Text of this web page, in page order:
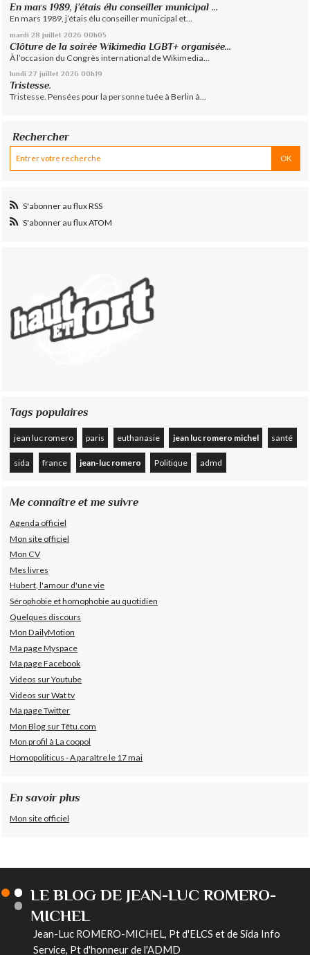
En mars 1989, j’étais élu conseiller municipal ...
En mars 1989, j’étais élu conseiller municipal et...
mardi 28 juillet 2026 00h05
Clôture de la soirée Wikimedia LGBT+ organisée...
À l’occasion du Congrès international de Wikimedia...
lundi 27 juillet 2026 00h19
Tristesse.
Tristesse. Pensées pour la personne tuée à Berlin à...
Rechercher
S'abonner au flux RSS
S'abonner au flux ATOM
Tags populaires
jean luc romero paris euthanasie jean luc romero michel santé
sida france jean-luc romero Politique admd
Me connaître et me suivre
Agenda officiel
Mon site officiel
Mon CV
Mes livres
Hubert, l'amour d'une vie
Sérophobie et homophobie au quotidien
Quelques discours
Mon DailyMotion
Ma page Myspace
Ma page Facebook
Videos sur Youtube
Videos sur Wat tv
Ma page Twitter
Mon Blog sur Têtu.com
Mon profil à La coopol
Homopoliticus - A paraître le 17 mai
En savoir plus
Mon site officiel
LE BLOG DE JEAN-LUC ROMERO-
MICHEL
Jean-Luc ROMERO-MICHEL, Pt d'ELCS et de Sida Info
Service, Pt d'honneur de l'ADMD